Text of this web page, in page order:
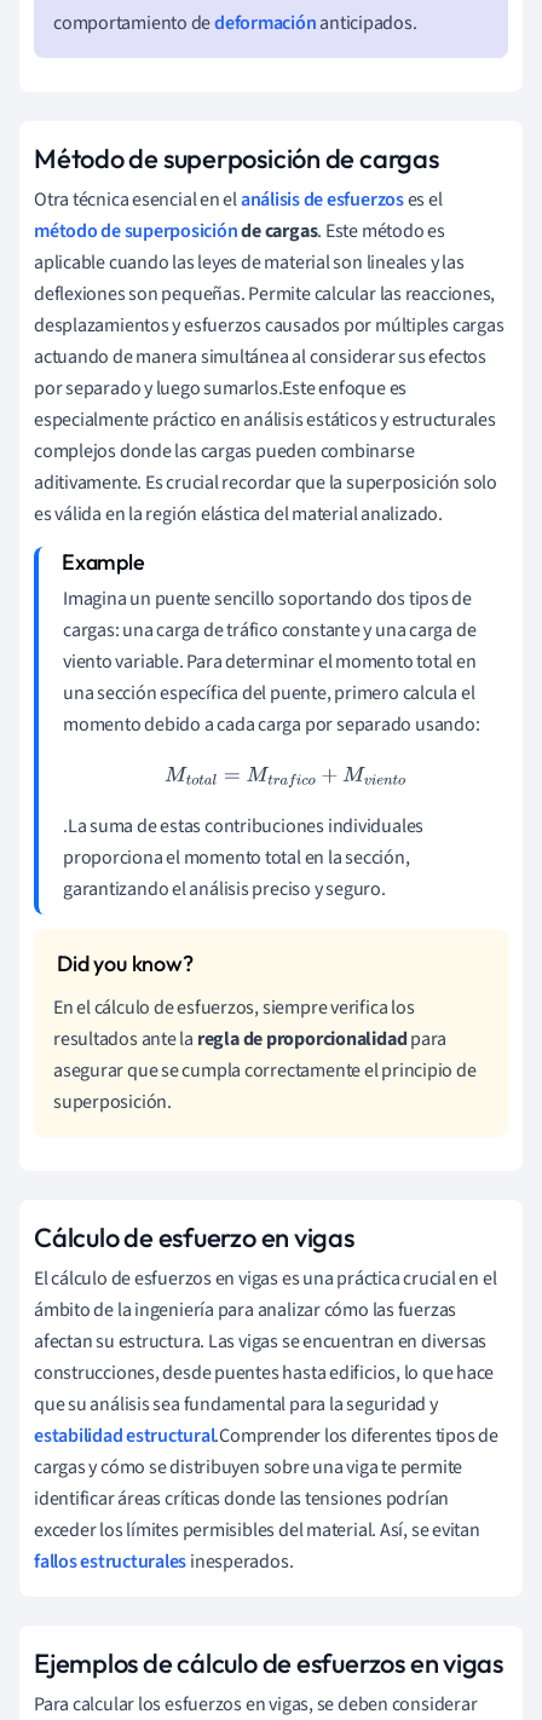
comportamiento dedeformaciónanticipados.
Método de superposición de cargas
Otra técnica esencial en elanálisis de esfuerzoses el
método de superposiciónde cargas. Este método es
aplicable cuando las leyes de material son lineales y las
deflexiones son pequeñas. Permite calcular las reacciones,
desplazamientos y esfuerzos causados por múltiples cargas
actuando de manera simultánea al considerar sus efectos
por separado y luego sumarlos.Este enfoque es
especialmente práctico en análisis estáticos y estructurales
complejos donde las cargas pueden combinarse
aditivamente. Es crucial recordar que la superposición solo
es válida en la región elástica del material analizado.
Imagina un puente sencillo soportando dos tipos de
cargas: una carga de tráfico constante y una carga de
viento variable. Para determinar el momento total en
una sección específica del puente, primero calcula el
momento debido a cada carga por separado usando:
Mto al= Mtrafico+ Mviento
.La suma de estas contribuciones individuales
proporciona el momento total en la sección,
garantizando el análisis preciso y seguro.
En el cálculo de esfuerzos, siempre verifica los
resultados ante la regla de proporcionalidadpara
asegurar que se cumpla correctamente el principio de
superposición.
Cálculo de esfuerzo en vigas
El cálculo de esfuerzos en vigas es una práctica crucial en el
ámbito de la ingeniería para analizar cómo las fuerzas
afectan su estructura. Las vigas se encuentran en diversas
construcciones, desde puentes hasta edificios, lo que hace
que su análisis sea fundamental para la seguridad y
estabilidad estructural.Comprender los diferentes tipos de
cargas y cómo se distribuyen sobre una viga te permite
identificar áreas críticas donde las tensiones podrían
exceder los límites permisibles del material. Así, se evitan
fallos estructuralesinesperados.
Ejemplos de cálculo de esfuerzos en vigas
Para calcular los esfuerzos en vigas, se deben considerar